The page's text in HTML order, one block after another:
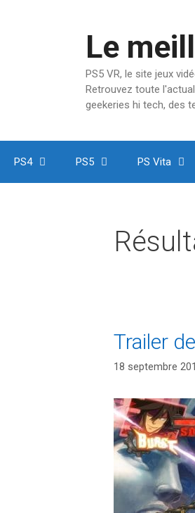
Le
PS5 VR, le site jeux
Retrouvez toute
geekeries hi tech, des
PS4 PS5 PS Vita
Trailer
18 septembre